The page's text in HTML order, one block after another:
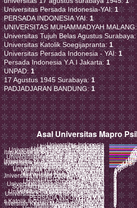
Universitas Persada Indonesia-YAI: 1
PERSADA INDONESIA YAI: 1
UNIVERSITAS MUHAMMADYAH MALANG:
Universitas Tujuh Belas Agustus Surabaya:
Universitas Katolik Soegijapranta: 1
Universitas Persada Indonesia - YAI: 1
Persada Indonesia Y.A.I Jakarta: 1
UNPAD: 1
17 Agustus 1945 Surabaya: 1
PADJADJARAN BANDUNG: 1